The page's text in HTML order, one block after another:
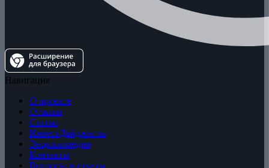
Навигация
О проекте
Отзывы
Статьи
ИнвестДайджесты
Энциклопедия
Контакты
Вопросы и ответы